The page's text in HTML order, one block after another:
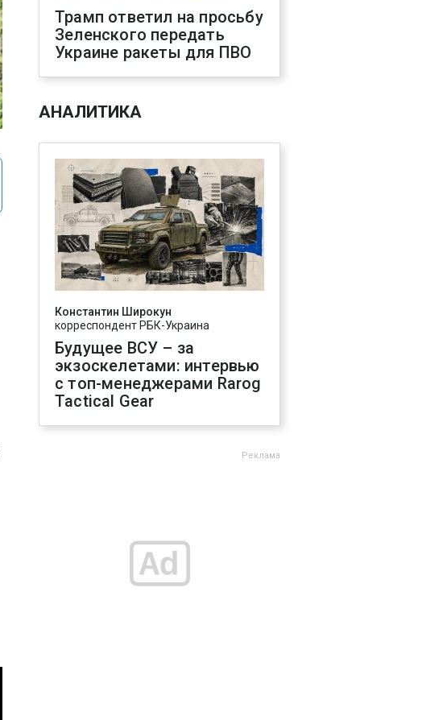
Трамп ответил на просьбу
Зеленского передать
Украине ракеты для ПВО
АНАЛИТИКА
Константин Широкун
корреспондент РБК-Украина
Будущее ВСУ – за
экзоскелетами: интервью
с топ-менеджерами Rarog
Tactical Gear